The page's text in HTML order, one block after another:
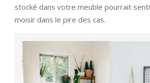
stocké dans votre meuble pourrait
moisir dans le pire des cas.